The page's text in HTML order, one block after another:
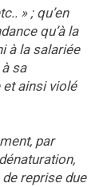
» ; qu’en
qu’à la
à la salariée
sa
et ainsi violé
par
reprise due